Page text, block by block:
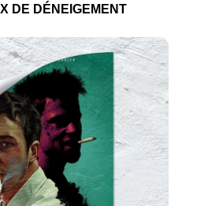
DE DÉNEIGEMENT